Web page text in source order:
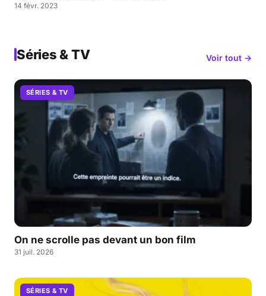
14 févr. 2023
Séries & TV Voir tout →
SÉRIES & TV
On ne scrolle pas devant un bon film
31 juil. 2026
SÉRIES & TV